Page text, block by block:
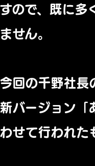
すので、既に多
ません。
今回の千野社長
新バージョン「
わせて行われた